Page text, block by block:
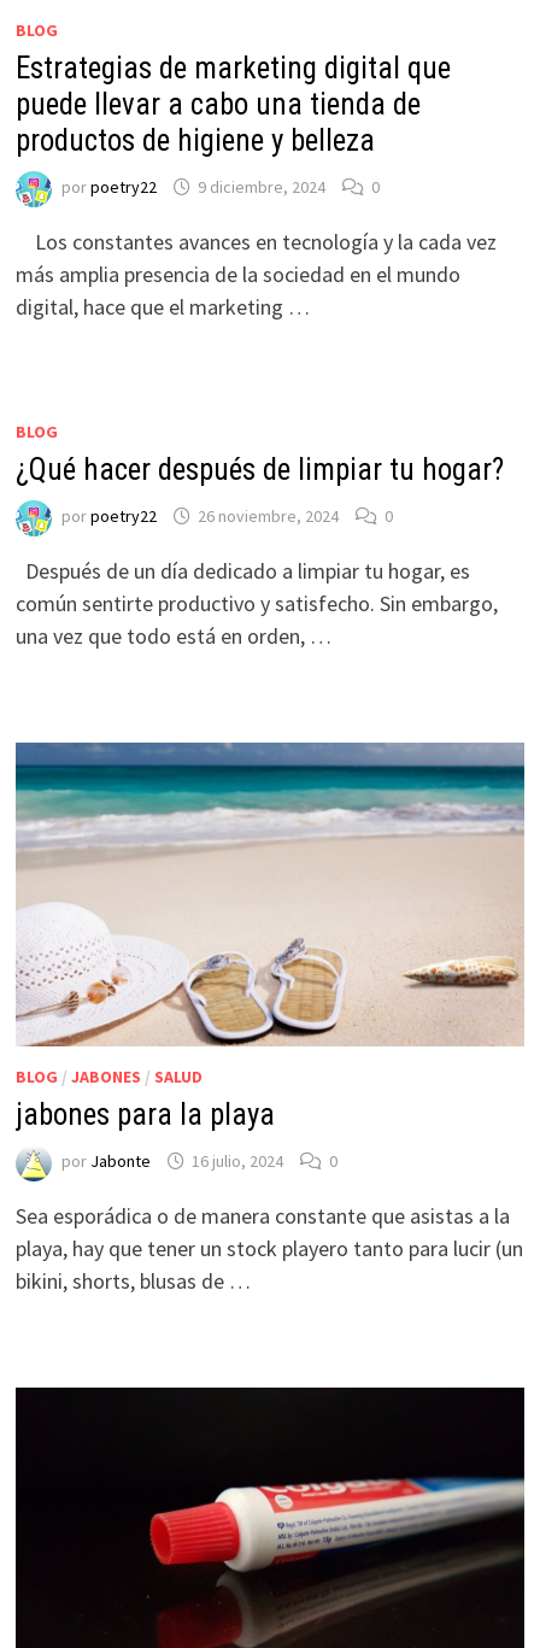
BLOG
Estrategias de marketing digital que
puede llevar a cabo una tienda de
productos de higiene y belleza
porpoetry22 9 diciembre, 2024 0
Los constantes avances en tecnología y la cada vez
más amplia presencia de la sociedad en el mundo
digital, hace que el marketing …
BLOG
¿Qué hacer después de limpiar tu hogar?
porpoetry22 26 noviembre, 2024 0
Después de un día dedicado a limpiar tu hogar, es
común sentirte productivo y satisfecho. Sin embargo,
una vez que todo está en orden, …
BLOG / JABONES / SALUD
jabones para la playa
por Jabonte 16 julio, 2024 0
Sea esporádica o de manera constante que asistas a la
playa, hay que tener un stock playero tanto para lucir (un
bikini, shorts, blusas de …